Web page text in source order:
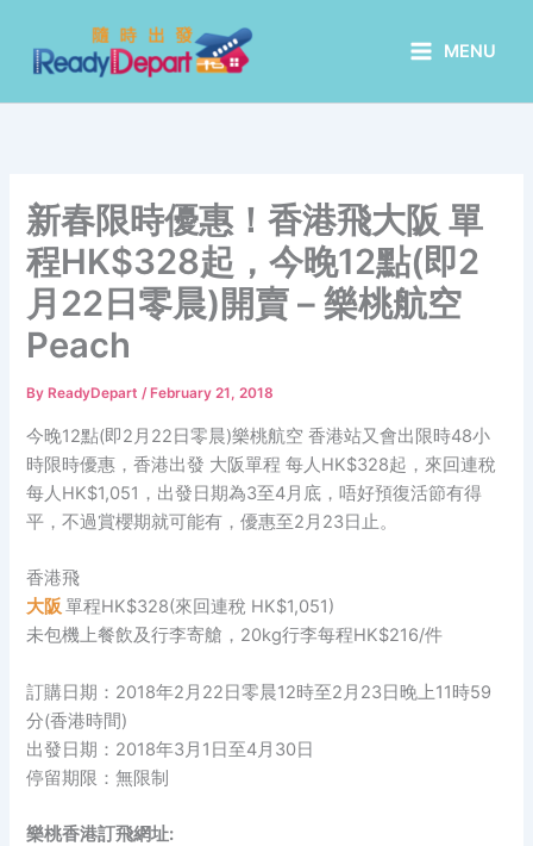
content
MENU
新春限時優惠！香港飛大阪 單
程HK$328起，今晚12點(即2
月22日零晨)開賣 – 樂桃航空
Peach
By ReadyDepart/ February 21, 2018
今晚12點(即2月22日零晨)樂桃航空 香港站又會出限時48小
時限時優惠，香港出發 大阪單程 每人HK$328起，來回連稅
每人HK$1,051，出發日期為3至4月底，唔好預復活節有得
平，不過賞櫻期就可能有，優惠至2月23日止。
香港飛
大阪單程HK$328(來回連稅 HK$1,051)
未包機上餐飲及行李寄艙，20kg行李每程HK$216/件
訂購日期：2018年2月22日零晨12時至2月23日晚上11時59
分(香港時間)
出發日期：2018年3月1日至4月30日
停留期限：無限制
樂桃香港訂飛網址: